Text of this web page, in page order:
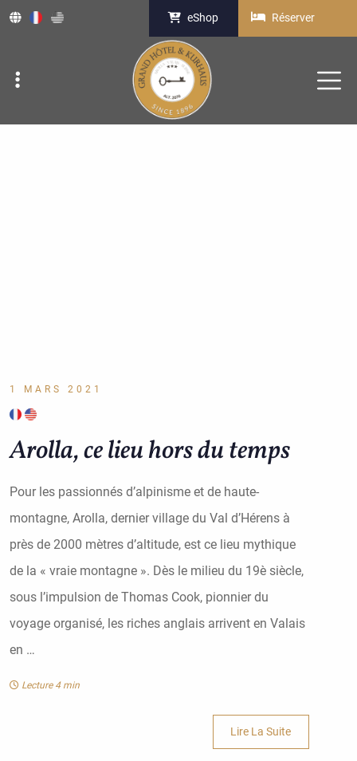
eShop Réserver
1 MARS 2021
Arolla, ce lieu hors du temps
Pour les passionnés d’alpinisme et de haute-
montagne, Arolla, dernier village du Val d’Hérens à
près de 2000 mètres d’altitude, est ce lieu mythique
de la « vraie montagne ». Dès le milieu du 19è siècle,
sous l’impulsion de Thomas Cook, pionnier du
voyage organisé, les riches anglais arrivent en Valais
en …
Lecture 4 min
Lire La Suite